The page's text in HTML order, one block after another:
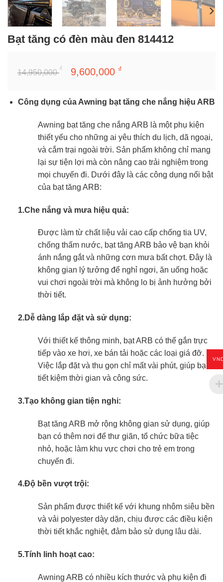
Bạt tăng có đèn màu đen 814412
14,950,000₫
Giá
14,950,000 ₫.
9,600,000 ₫
là:
9,600,000 ₫.
Công dụng của Awning bạt tăng che nắng hiệu ARB
Awning bạt tăng che nắng ARB là một phụ kiện
thiết yếu cho những ai yêu thích du lịch, dã ngoại,
và cắm trại ngoài trời. Sản phẩm không chỉ mang
lại sự tiện lợi mà còn nâng cao trải nghiệm trong
mọi chuyến đi. Dưới đây là các công dụng nổi bật
của bạt tăng ARB:
1.Che nắng và mưa hiệu quả:
Được làm từ chất liệu vải cao cấp chống tia UV,
chống thấm nước, bạt tăng ARB bảo vệ bạn khỏi
ánh nắng gắt và những cơn mưa bất chợt. Đây là
không gian lý tưởng để nghỉ ngơi, ăn uống hoặc
vui chơi ngoài trời mà không lo bị ảnh hưởng bởi
thời tiết.
2.Dễ dàng lắp đặt và sử dụng:
Với thiết kế thông minh, bạt ARB có thể gắn trực
tiếp vào xe hơi, xe bán tải hoặc các loại giá đỡ.
Việc lắp đặt và thu gọn chỉ mất vài phút, giúp bạn
tiết kiệm thời gian và công sức.
3.Tạo không gian tiện nghi:
Bạt tăng ARB mở rộng không gian sử dụng, giúp
bạn có thêm nơi để thư giãn, tổ chức bữa tiệc
nhỏ, hoặc làm khu vực chơi cho trẻ em trong
chuyến đi.
4.Độ bền vượt trội:
Sản phẩm được thiết kế với khung nhôm siêu bền
và vải polyester dày dặn, chịu được các điều kiện
thời tiết khắc nghiệt, đảm bảo sử dụng lâu dài.
5.Tính linh hoạt cao:
Awning ARB có nhiều kích thước và phụ kiện đi